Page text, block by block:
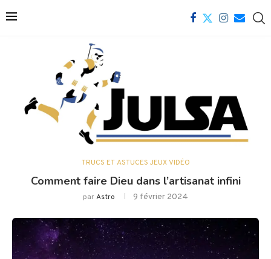
TRUCS ET ASTUCES JEUX VIDÉO
Comment faire Dieu dans l’artisanat infini
parAstro 9 février 2024